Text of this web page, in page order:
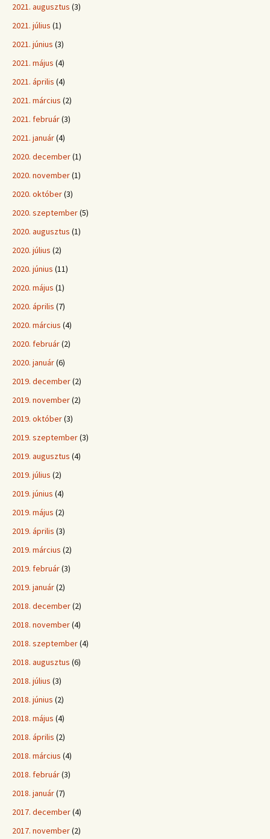
2021. augusztus (3)
2021. július (1)
2021. június (3)
2021. május (4)
2021. április (4)
2021. március (2)
2021. február(3)
2021. január(4)
2020. december(1)
2020. november(1)
2020. október(3)
2020. szeptember(5)
2020. augusztus (1)
2020. július (2)
2020. június (11)
2020. május (1)
2020. április (7)
2020. március (4)
2020. február(2)
2020. január(6)
2019. december(2)
2019. november(2)
2019. október(3)
2019. szeptember(3)
2019. augusztus (4)
2019. július (2)
2019. június (4)
2019. május (2)
2019. április (3)
2019. március (2)
2019. február(3)
2019. január(2)
2018. december(2)
2018. november(4)
2018. szeptember(4)
2018. augusztus (6)
2018. július (3)
2018. június (2)
2018. május (4)
2018. április (2)
2018. március (4)
2018. február(3)
2018. január(7)
2017. december(4)
2017. november(2)